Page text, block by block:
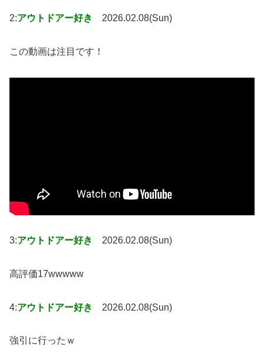
2:アウトドアー好き 2026.02.08(Sun)
この動画は注目です！
3:アウトドアー好き 2026.02.08(Sun)
高評価17wwwww
4:アウトドアー好き 2026.02.08(Sun)
強引に行ったｗ